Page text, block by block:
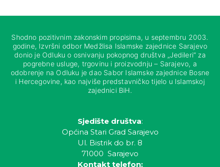
Shodno pozitivnim zakonskim propisima, u septembru 2003.
godine, Izvršni odbor Medžlisa Islamske zajednice Sarajevo
donio je Odluku o osnivanju pokopnog društva „Jedileri“ za
pogrebne usluge, trgovinu i proizvodnju – Sarajevo, a
odobrenje na Odluku je dao Sabor Islamske zajednice Bosne
i Hercegovine, kao najviše predstavničko tijelo u Islamskoj
zajednici BiH.
Sjedište društva:
Općina Stari Grad Sarajevo
Ul. Bistrik do br. 8
71000 Sarajevo
Kontakt telefon: